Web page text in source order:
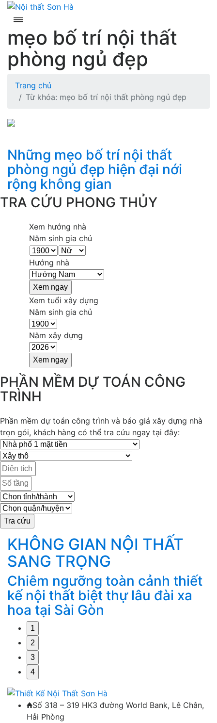
Skip
mẹo bố trí nội thất
phòng ngủ đẹp
Trang chủ
Từ khóa: mẹo bố trí nội thất phòng ngủ đẹp
Những mẹo bố trí nội thất
phòng ngủ đẹp hiện đại nới
rộng không gian
TRA CỨU PHONG THỦY
Xem hướng nhà
Năm sinh gia chủ
Hướng nhà
Xem tuổi xây dựng
Năm sinh gia chủ
Năm xây dựng
PHẦN MỀM DỰ TOÁN CÔNG
TRÌNH
Phần mềm dự toán công trình và báo giá xây dựng nhà
trọn gói, khách hàng có thể tra cứu ngay tại đây:
KHÔNG GIAN NỘI THẤT
SANG TRỌNG
Chiêm ngưỡng toàn cảnh thiết
kế nội thất biệt thự lâu đài xa
hoa tại Sài Gòn
1
2
3
4
Số 318 – 319 HK3 đường World Bank, Lê Chân,
Hải Phòng